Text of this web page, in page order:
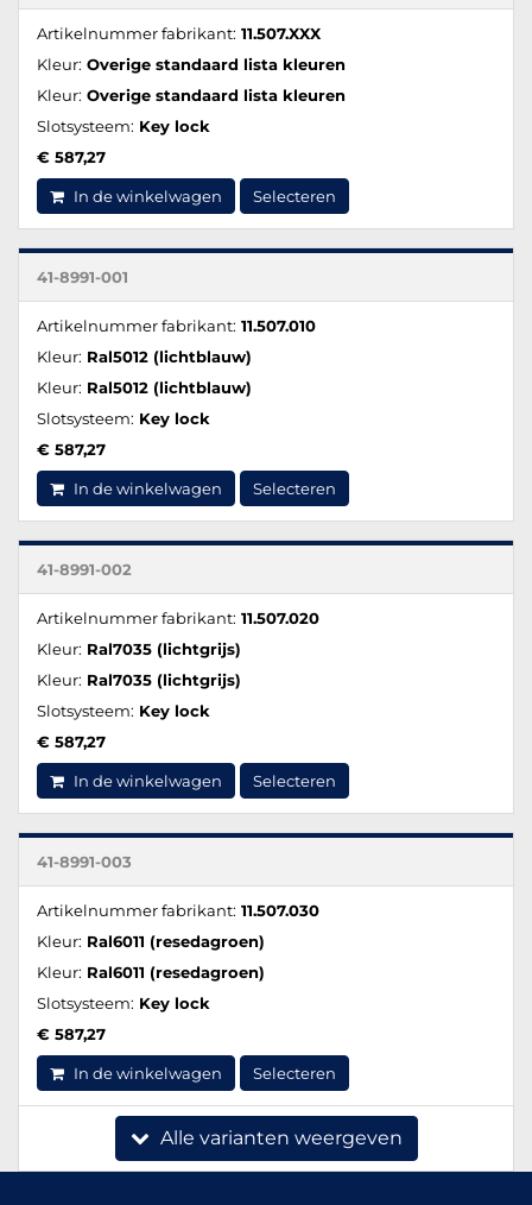
Artikelnummer fabrikant: 11.507.XXX
Kleur: Overige standaard lista kleuren
Kleur: Overige standaard lista kleuren
Slotsysteem: Key lock
€ 587,27
In de winkelwagen Selecteren
41-8991-001
Artikelnummer fabrikant: 11.507.010
Kleur: Ral5012 (lichtblauw)
Kleur: Ral5012 (lichtblauw)
Slotsysteem: Key lock
€ 587,27
In de winkelwagen Selecteren
41-8991-002
Artikelnummer fabrikant: 11.507.020
Kleur: Ral7035 (lichtgrijs)
Kleur: Ral7035 (lichtgrijs)
Slotsysteem: Key lock
€ 587,27
In de winkelwagen Selecteren
41-8991-003
Artikelnummer fabrikant: 11.507.030
Kleur: Ral6011 (resedagroen)
Kleur: Ral6011 (resedagroen)
Slotsysteem: Key lock
€ 587,27
In de winkelwagen Selecteren
Alle varianten weergeven